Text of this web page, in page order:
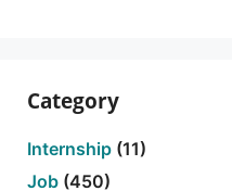
Category
Internship (11)
Job (450)